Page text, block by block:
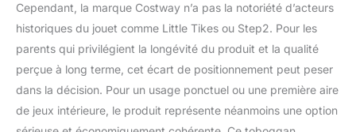
Cependant, la marque Costway n’a pas la notoriété d’acteurs
historiques du jouet comme Little Tikes ou Step2. Pour les
parents qui privilégient la longévité du produit et la qualité
perçue à long terme, cet écart de positionnement peut peser
dans la décision. Pour un usage ponctuel ou une première aire
de jeux intérieure, le produit représente néanmoins une option